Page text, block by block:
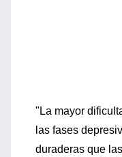
"La mayor
las fases
duraderas que